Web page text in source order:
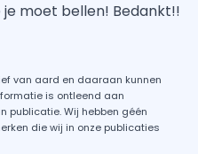
je moet bellen! Bedankt!!
van aard en daaraan kunnen
is ontleend aan
publicatie. Wij hebben géén
die wij in onze publicaties